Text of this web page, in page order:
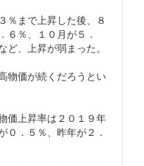
％まで上昇した後、８
６％、１０月が５．
ど、上昇が弱まった。
物価が続くだろうとい
価上昇率は２０１９年
０．５％、昨年が２．